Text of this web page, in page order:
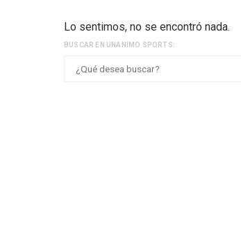
Lo sentimos, no se encontró nada.
BUSCAR EN UNANIMO SPORTS: